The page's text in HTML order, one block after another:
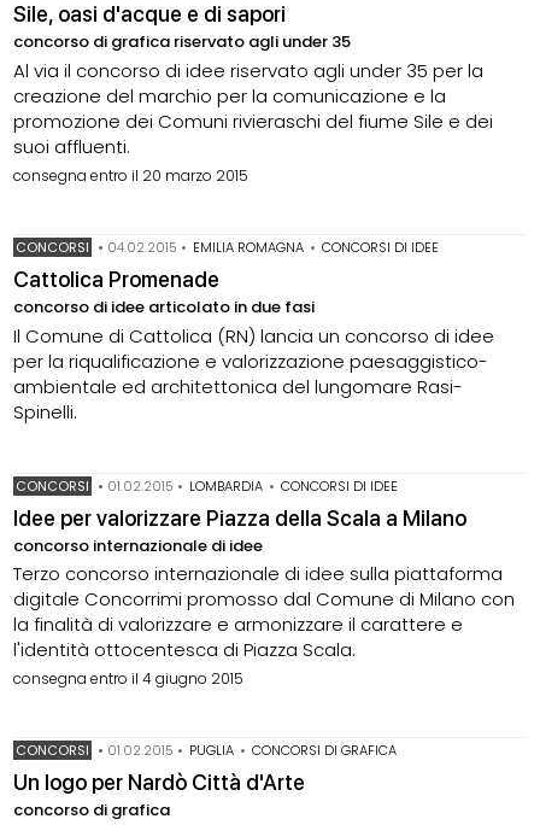
Sile, oasi d'acque e di sapori
concorso di grafica riservato agli under 35
Al via il concorso di idee riservato agli under 35 per la
creazione del marchio per la comunicazione e la
promozione dei Comuni rivieraschi del fiume Sile e dei
suoi affluenti.
consegna entro il 20 marzo 2015
CONCORSI • 04.02.2015 • EMILIA ROMAGNA • CONCORSI DI IDEE
Cattolica Promenade
concorso di idee articolato in due fasi
Il Comune di Cattolica (RN) lancia un concorso di idee
per la riqualificazione e valorizzazione paesaggistico-
ambientale ed architettonica del lungomare Rasi-
Spinelli.
CONCORSI • 01.02.2015 • LOMBARDIA • CONCORSI DI IDEE
Idee per valorizzare Piazza della Scala a Milano
concorso internazionale di idee
Terzo concorso internazionale di idee sulla piattaforma
digitale Concorrimi promosso dal Comune di Milano con
la finalità di valorizzare e armonizzare il carattere e
l'identità ottocentesca di Piazza Scala.
consegna entro il 4 giugno 2015
CONCORSI • 01.02.2015 • PUGLIA • CONCORSI DI GRAFICA
Un logo per Nardò Città d'Arte
concorso di grafica